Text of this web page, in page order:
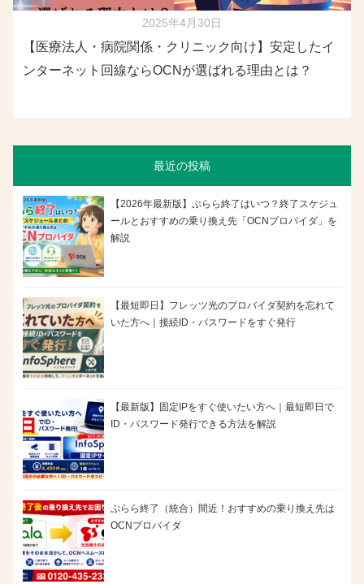
2025年4月30日
【医療法人・病院関係・クリニック向け】安定したイ
ンターネット回線ならOCNが選ばれる理由とは？
最近の投稿
【2026年最新版】ぷらら終了はいつ？終了スケジュ
ールとおすすめの乗り換え先「OCNプロバイダ」を
解説
【最短即日】フレッツ光のプロバイダ契約を忘れて
いた方へ｜接続ID・パスワードをすぐ発行
【最新版】固定IPをすぐ使いたい方へ｜最短即日で
ID・パスワード発行できる方法を解説
ぷらら終了（統合）間近！おすすめの乗り換え先は
OCNプロバイダ